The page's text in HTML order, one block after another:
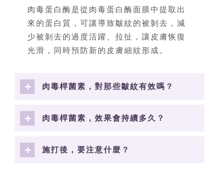
肉毒蛋白酶是從肉毒蛋白酶面膜中提取出
來的蛋白質，可讓導致皺紋的被剝去，減
少被剝去的過度活躍、拉扯，讓皮膚恢復
光滑，同時預防新的皮膚細紋形成。
肉毒桿菌素，對那些皺紋有效嗎？
肉毒桿菌素，效果會持續多久？
施打後，要注意什麼？